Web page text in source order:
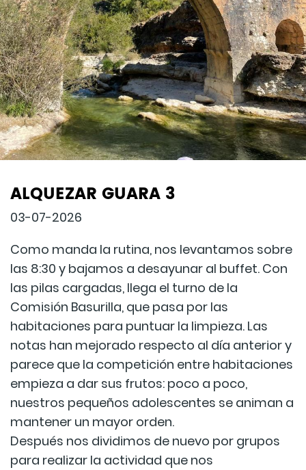
ALQUEZAR GUARA 3
03-07-2026
Como manda la rutina, nos levantamos sobre
las 8:30 y bajamos a desayunar al buffet. Con
las pilas cargadas, llega el turno de la
Comisión Basurilla, que pasa por las
habitaciones para puntuar la limpieza. Las
notas han mejorado respecto al día anterior y
parece que la competición entre habitaciones
empieza a dar sus frutos: poco a poco,
nuestros pequeños adolescentes se animan a
mantener un mayor orden.
Después nos dividimos de nuevo por grupos
para realizar la actividad que nos